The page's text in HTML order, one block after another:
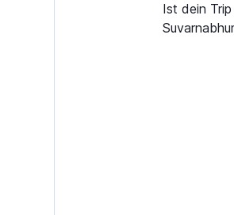
Ist dein